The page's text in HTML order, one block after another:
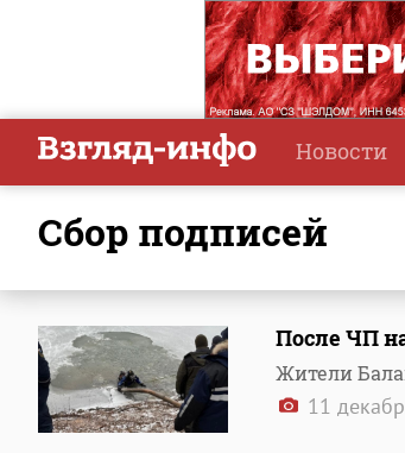
Новости
сбор подписей
После ЧП
Жители
11